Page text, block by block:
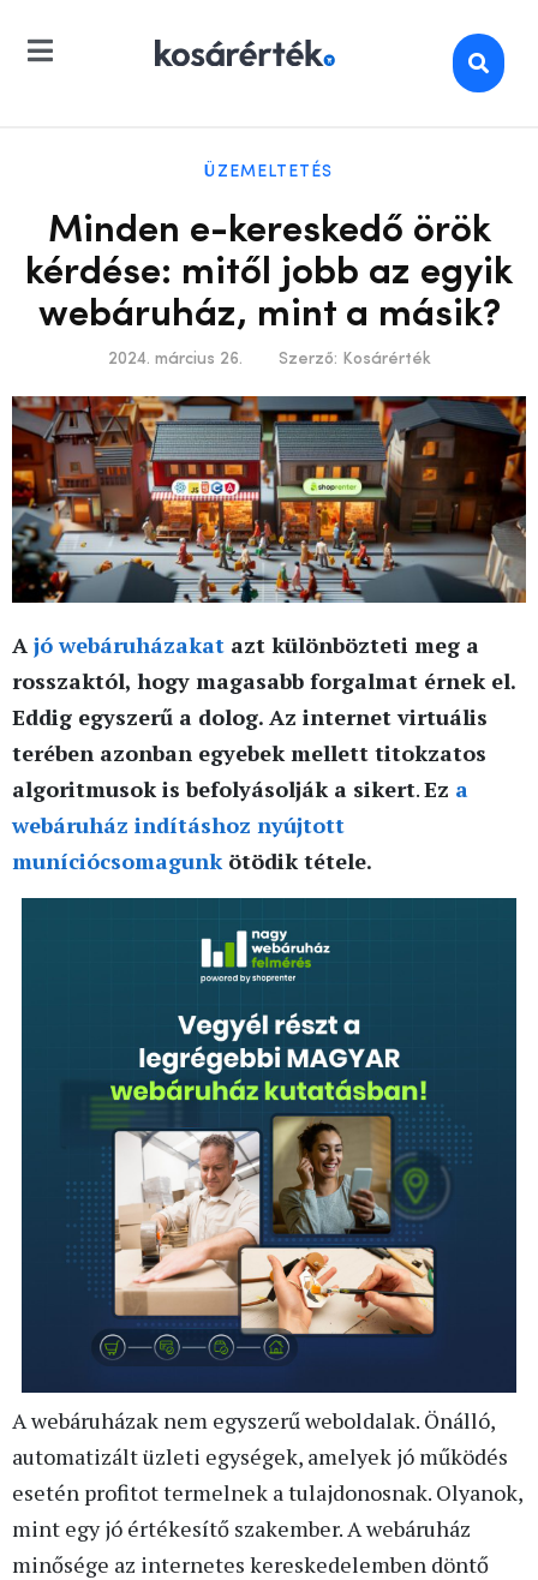
ÜZEMELTETÉS
Minden e-kereskedő örök
kérdése: mitől jobb az egyik
webáruház, mint a másik?
2024. március 26. Szerző: Kosárérték
A jó webáruházakat azt különbözteti meg a
rosszaktól, hogy magasabb forgalmat érnek el.
Eddig egyszerű a dolog. Az internet virtuális
terében azonban egyebek mellett titokzatos
algoritmusok is befolyásolják a sikert.Ez a
webáruház indításhoz nyújtott
muníciócsomagunk ötödik tétele.
A webáruházak nem egyszerű weboldalak. Önálló,
automatizált üzleti egységek, amelyek jó működés
esetén profitot termelnek a tulajdonosnak. Olyanok,
mint egy jó értékesítő szakember. A webáruház
minősége az internetes kereskedelemben döntő